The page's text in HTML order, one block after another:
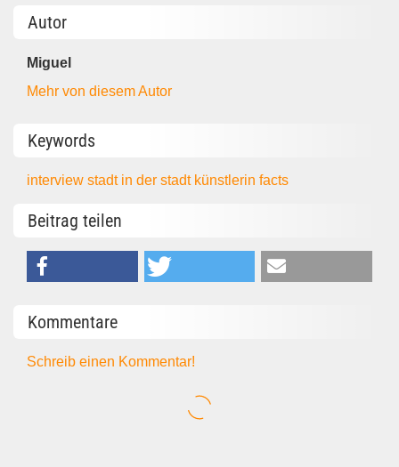
Autor
Miguel
Mehr von diesem Autor
Keywords
interviewstadt in der stadt künstlerinfacts
Beitrag teilen
Kommentare
Schreib einen Kommentar!